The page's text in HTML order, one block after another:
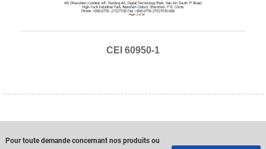
CEI 60950-1
Pour toute demande concernant nos produits ou